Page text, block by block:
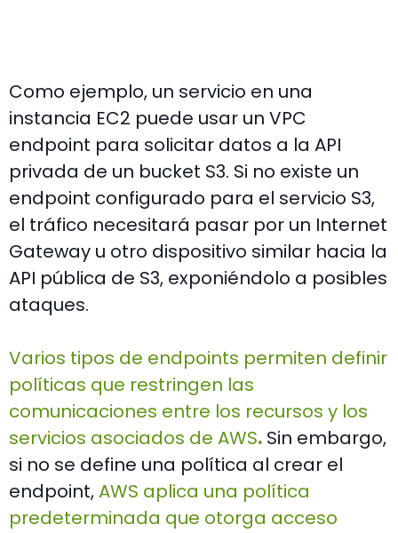
Como ejemplo, un servicio en una
instancia EC2 puede usar un VPC
endpoint para solicitar datos a la API
privada de un bucket S3. Si no existe un
endpoint configurado para el servicio S3,
el tráfico necesitará pasar por un Internet
Gateway u otro dispositivo similar hacia la
API pública de S3, exponiéndolo a posibles
ataques.
Varios tipos de endpoints permiten definir
políticas que restringen las
comunicaciones entre los recursos y los
servicios asociados de AWS. Sin embargo,
si no se define una política al crear el
endpoint,AWS aplica una política
predeterminada que otorga acceso